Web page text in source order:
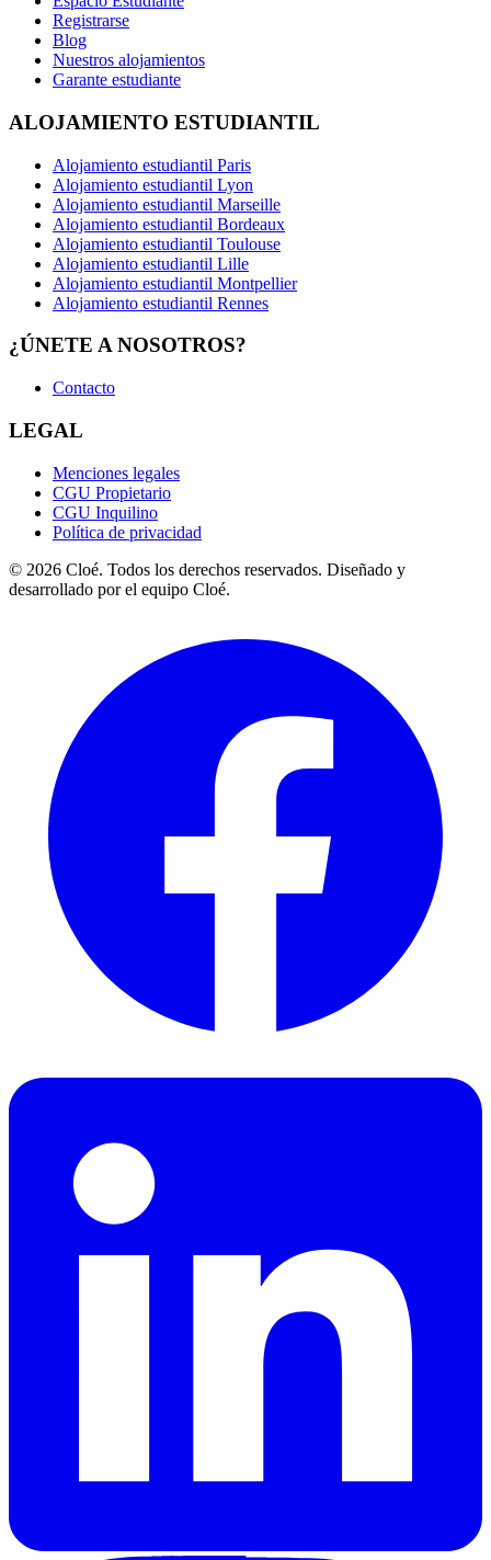
Registrarse
Blog
Nuestros alojamientos
Garante estudiante
ALOJAMIENTO ESTUDIANTIL
Alojamiento estudiantil Paris
Alojamiento estudiantil Lyon
Alojamiento estudiantil Marseille
Alojamiento estudiantil Bordeaux
Alojamiento estudiantil Toulouse
Alojamiento estudiantil Lille
Alojamiento estudiantil Montpellier
Alojamiento estudiantil Rennes
¿ÚNETE A NOSOTROS?
Contacto
LEGAL
Menciones legales
CGU Propietario
CGU Inquilino
Política de privacidad
© 2026 Cloé. Todos los derechos reservados. Diseñado y
desarrollado por el equipo Cloé.